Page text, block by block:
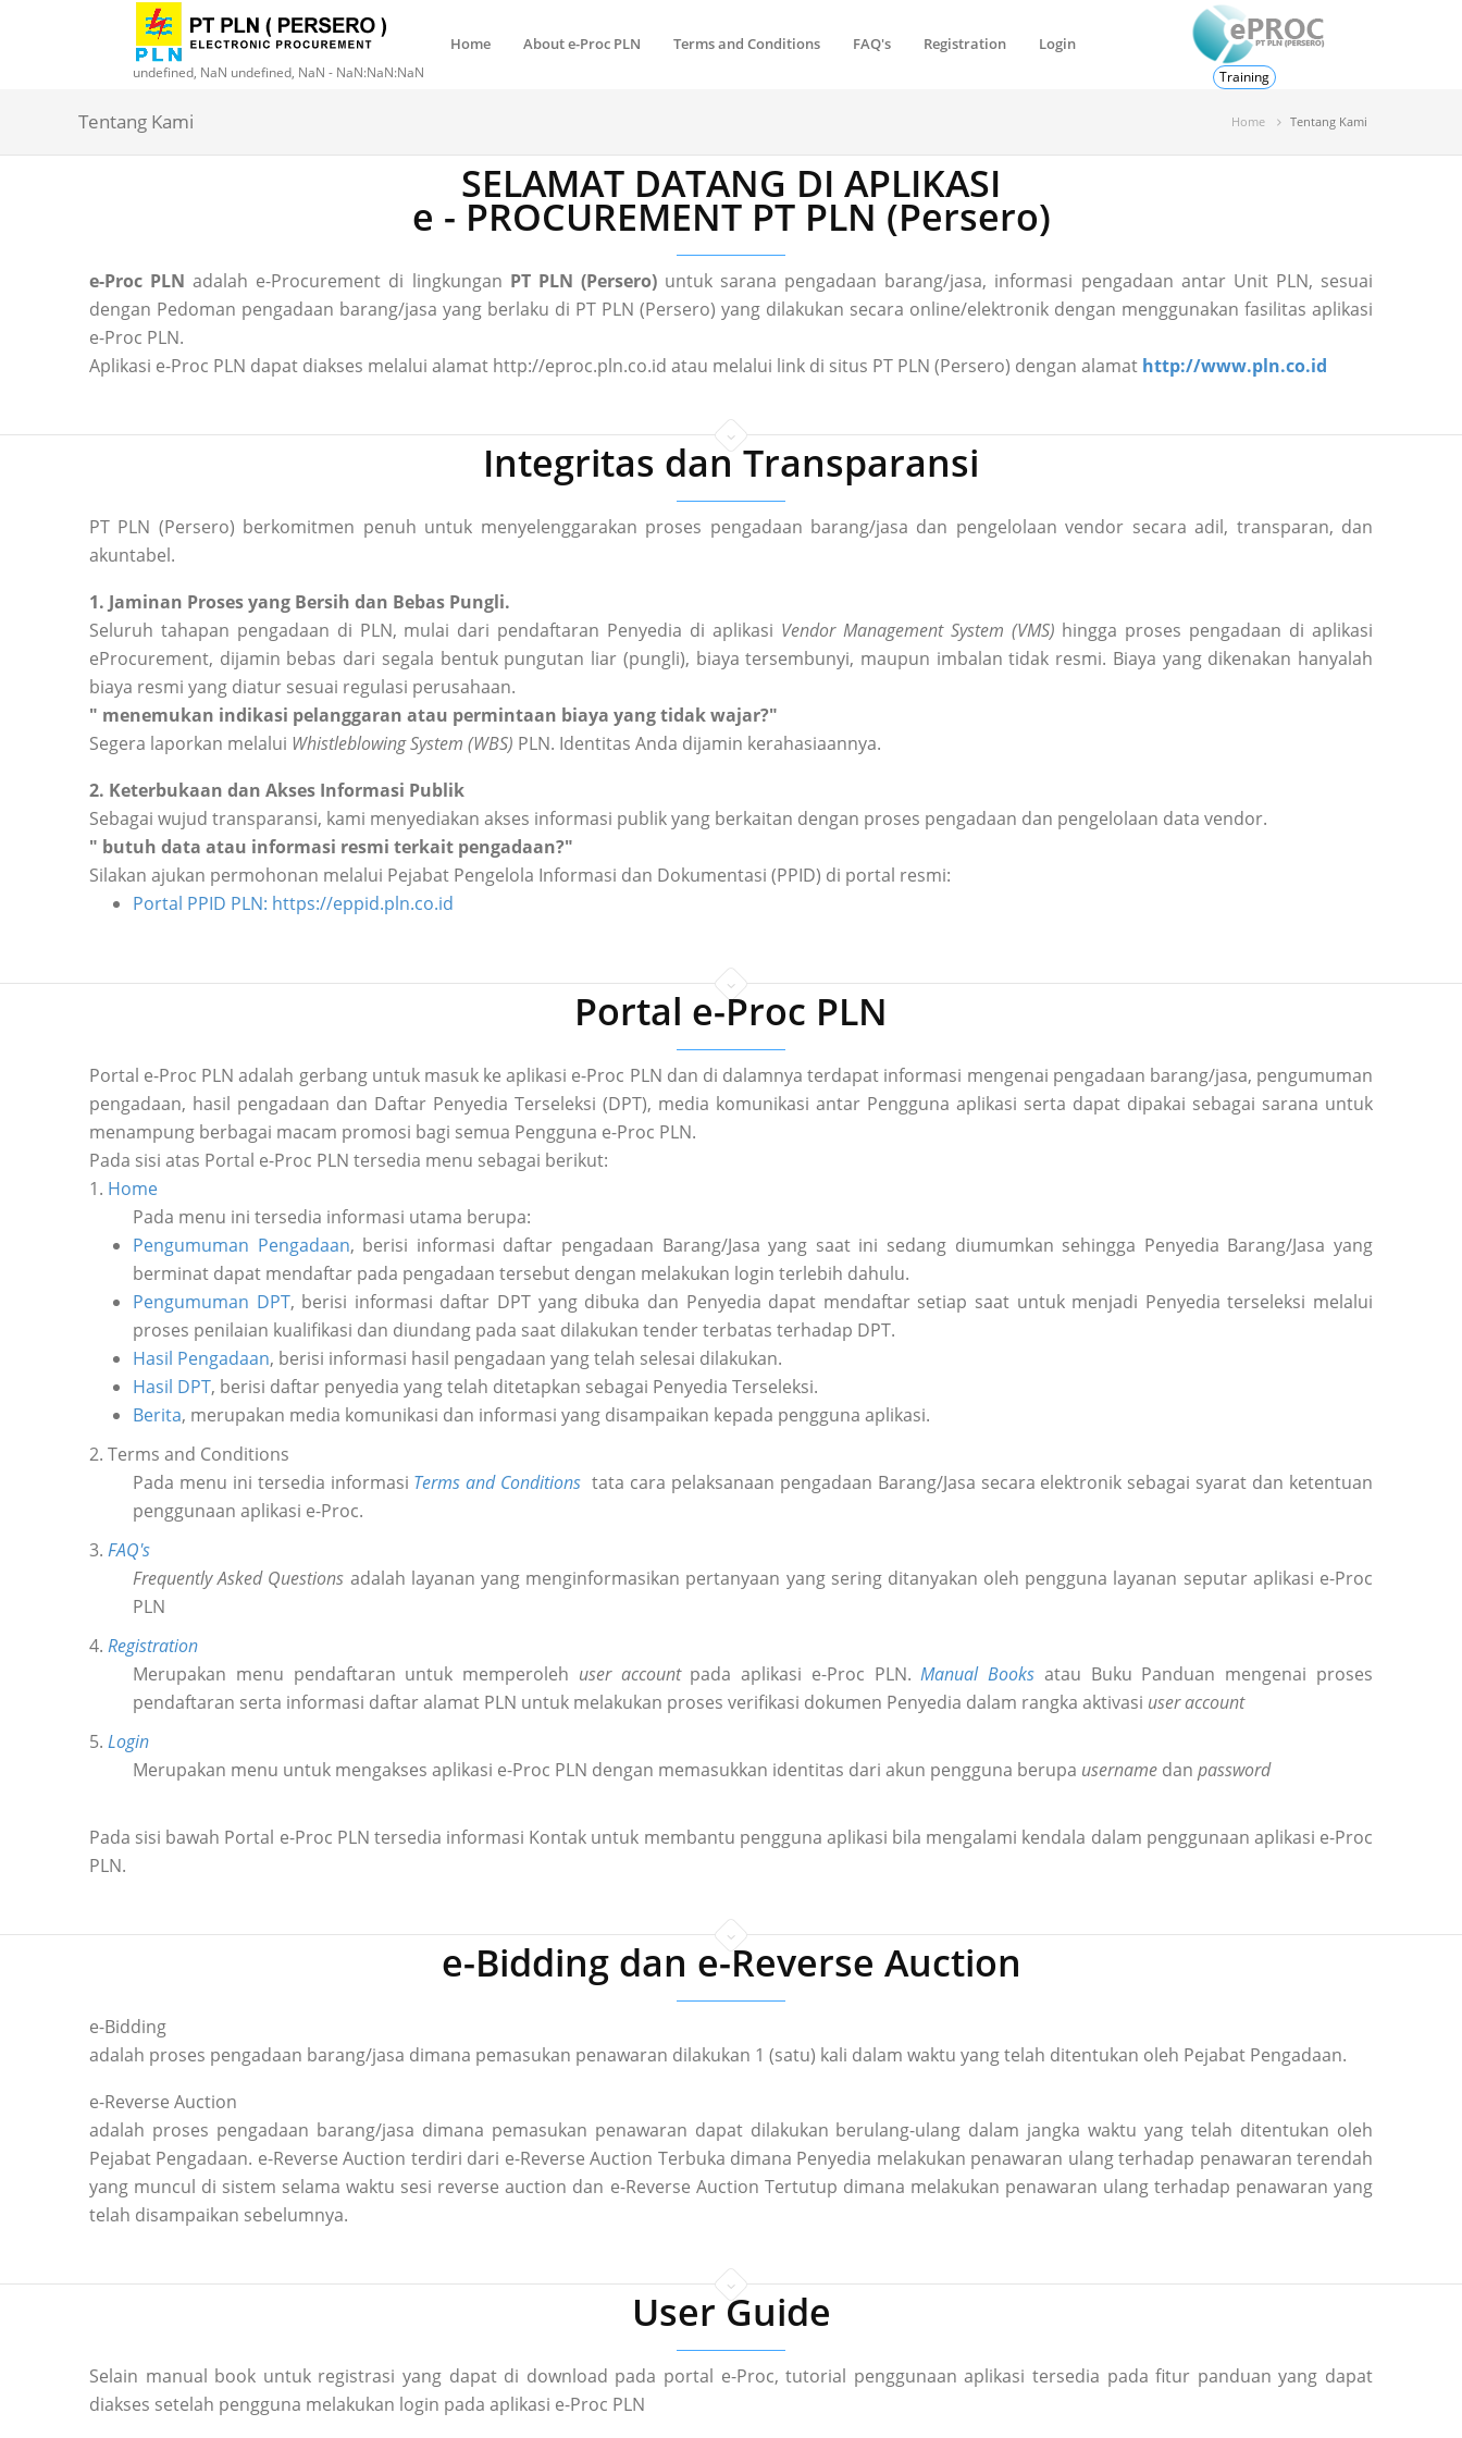
undefined, NaN undefined, NaN - NaN:NaN:NaN Training
Home About e-Proc PLN Terms and Conditions FAQ's Registration Login
Tentang Kami Home Tentang Kami
SELAMAT DATANG DI APLIKASI
e - PROCUREMENT PT PLN (Persero)
e-Proc PLN adalah e-Procurement di lingkungan PT PLN (Persero)untuk sarana pengadaan barang/jasa, informasi pengadaan antar Unit PLN, sesuai
dengan Pedoman pengadaan barang/jasa yang berlaku di PT PLN (Persero) yang dilakukan secara online/elektronik dengan menggunakan fasilitas aplikasi
e-Proc PLN.
Aplikasi e-Proc PLN dapat diakses melalui alamat http://eproc.pln.co.id atau melalui link di situs PT PLN (Persero) dengan alamat http://www.pln.co.id
Integritas dan Transparansi
PT PLN (Persero) berkomitmen penuh untuk menyelenggarakan proses pengadaan barang/jasa dan pengelolaan vendor secara adil, transparan, dan
akuntabel.
1. Jaminan Proses yang Bersih dan Bebas Pungli.
Seluruh tahapan pengadaan di PLN, mulai dari pendaftaran Penyedia di aplikasi Vendor Management System (VMS) hingga proses pengadaan di aplikasi
eProcurement, dijamin bebas dari segala bentuk pungutan liar (pungli), biaya tersembunyi, maupun imbalan tidak resmi. Biaya yang dikenakan hanyalah
biaya resmi yang diatur sesuai regulasi perusahaan.
" menemukan indikasi pelanggaran atau permintaan biaya yang tidak wajar?"
Segera laporkan melalui Whistleblowing System (WBS) PLN. Identitas Anda dijamin kerahasiaannya.
2. Keterbukaan dan Akses Informasi Publik
Sebagai wujud transparansi, kami menyediakan akses informasi publik yang berkaitan dengan proses pengadaan dan pengelolaan data vendor.
" butuh data atau informasi resmi terkait pengadaan?"
Silakan ajukan permohonan melalui Pejabat Pengelola Informasi dan Dokumentasi (PPID) di portal resmi:
Portal PPID PLN: https://eppid.pln.co.id
Portal e-Proc PLN
Portal e-Proc PLN adalah gerbang untuk masuk ke aplikasi e-Proc PLN dan di dalamnya terdapat informasi mengenai pengadaan barang/jasa, pengumuman
pengadaan, hasil pengadaan dan Daftar Penyedia Terseleksi (DPT), media komunikasi antar Pengguna aplikasi serta dapat dipakai sebagai sarana untuk
menampung berbagai macam promosi bagi semua Pengguna e-Proc PLN.
Pada sisi atas Portal e-Proc PLN tersedia menu sebagai berikut:
1. Home
Pada menu ini tersedia informasi utama berupa:
Pengumuman Pengadaan, berisi informasi daftar pengadaan Barang/Jasa yang saat ini sedang diumumkan sehingga Penyedia Barang/Jasa yang
berminat dapat mendaftar pada pengadaan tersebut dengan melakukan login terlebih dahulu.
Pengumuman DPT, berisi informasi daftar DPT yang dibuka dan Penyedia dapat mendaftar setiap saat untuk menjadi Penyedia terseleksi melalui
proses penilaian kualifikasi dan diundang pada saat dilakukan tender terbatas terhadap DPT.
Hasil Pengadaan, berisi informasi hasil pengadaan yang telah selesai dilakukan.
Hasil DPT, berisi daftar penyedia yang telah ditetapkan sebagai Penyedia Terseleksi.
Berita, merupakan media komunikasi dan informasi yang disampaikan kepada pengguna aplikasi.
2. Terms and Conditions
Pada menu ini tersedia informasi Terms and Conditions tata cara pelaksanaan pengadaan Barang/Jasa secara elektronik sebagai syarat dan ketentuan
penggunaan aplikasi e-Proc.
3. FAQ's
Frequently Asked Questions adalah layanan yang menginformasikan pertanyaan yang sering ditanyakan oleh pengguna layanan seputar aplikasi e-Proc
PLN
4. Registration
Merupakan menu pendaftaran untuk memperoleh user accountpada aplikasi e-Proc PLN.Manual Books atau Buku Panduan mengenai proses
pendaftaran serta informasi daftar alamat PLN untuk melakukan proses verifikasi dokumen Penyedia dalam rangka aktivasi user account
5. Login
Merupakan menu untuk mengakses aplikasi e-Proc PLN dengan memasukkan identitas dari akun pengguna berupa username dan password
Pada sisi bawah Portal e-Proc PLN tersedia informasi Kontak untuk membantu pengguna aplikasi bila mengalami kendala dalam penggunaan aplikasi e-Proc
PLN.
e-Bidding dan e-Reverse Auction
e-Bidding
adalah proses pengadaan barang/jasa dimana pemasukan penawaran dilakukan 1 (satu) kali dalam waktu yang telah ditentukan oleh Pejabat Pengadaan.
e-Reverse Auction
adalah proses pengadaan barang/jasa dimana pemasukan penawaran dapat dilakukan berulang-ulang dalam jangka waktu yang telah ditentukan oleh
Pejabat Pengadaan. e-Reverse Auction terdiri dari e-Reverse Auction Terbuka dimana Penyedia melakukan penawaran ulang terhadap penawaran terendah
yang muncul di sistem selama waktu sesi reverse auction dan e-Reverse Auction Tertutup dimana melakukan penawaran ulang terhadap penawaran yang
telah disampaikan sebelumnya.
User Guide
Selain manual book untuk registrasi yang dapat di download pada portal e-Proc, tutorial penggunaan aplikasi tersedia pada fitur panduan yang dapat
diakses setelah pengguna melakukan login pada aplikasi e-Proc PLN